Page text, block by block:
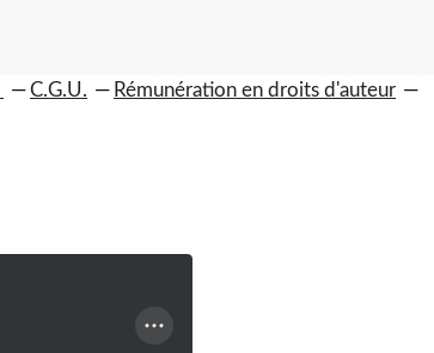
C.G.U.
Rémunération en droits d'auteur